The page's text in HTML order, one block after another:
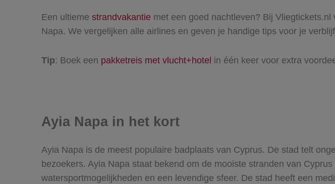
Een ultieme strandvakantie met een goed nachtleven? Bij
Napa. We vergelijken alle airlines en geven je handige tips voor je
Tip: Boek een pakketreis met vlucht+hotel in één keer voor extra
Ayia Napa in het kort
Ayia Napa is de meest populaire badplaats van Cyprus. De stad telt
bezoekers. Ayia Napa staat bekend om de mooiste stranden van
watersportmogelijkheden en een levendige sfeer. De stad heeft een